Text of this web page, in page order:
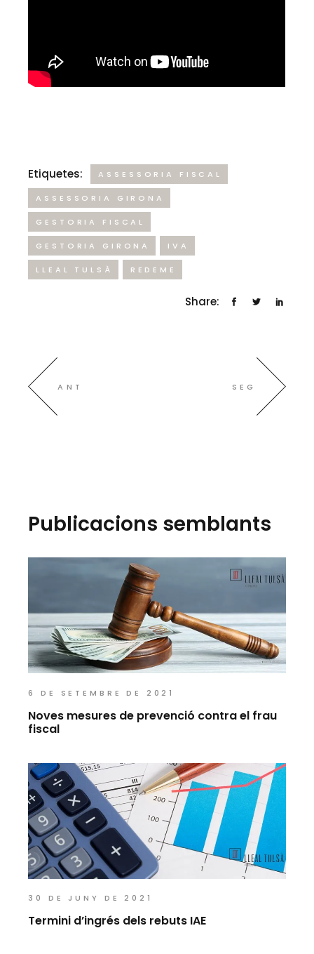
Etiquetes: ASSESSORIA FISCAL
ASSESSORIA GIRONA
GESTORIA FISCAL
GESTORIA GIRONA IVA
LLEAL TULSÀ REDEME
Share:
ANT SEG
Publicacions semblants
6 DE SETEMBRE DE 2021
Noves mesures de prevenció contra el frau
fiscal
30 DE JUNY DE 2021
Termini d’ingrés dels rebuts IAE